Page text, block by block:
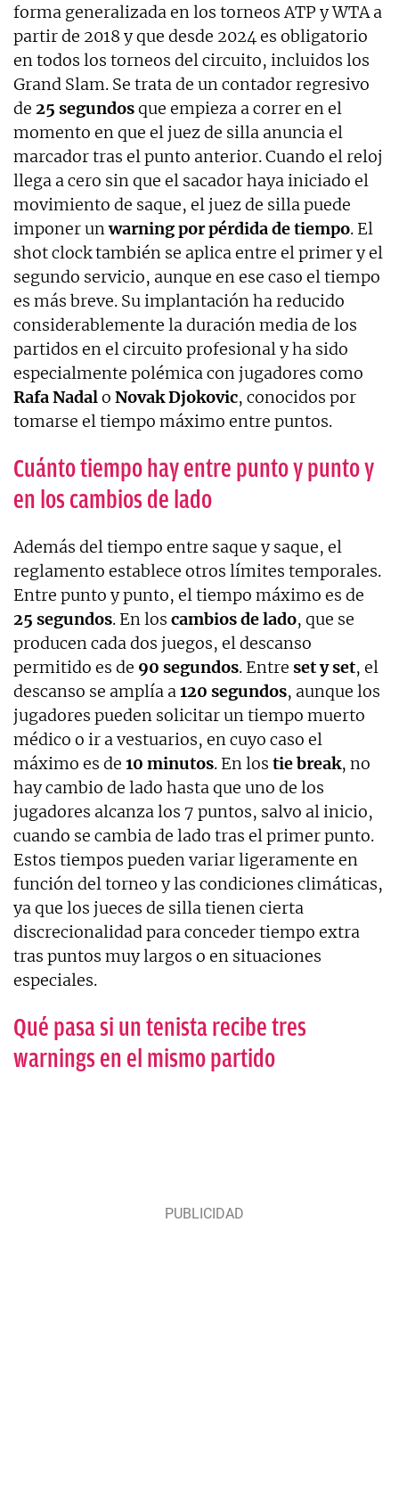
forma generalizada en los torneos ATP y WTA a
partir de 2018 y que desde 2024 es obligatorio
en todos los torneos del circuito, incluidos los
Grand Slam. Se trata de un contador regresivo
de 25 segundosque empieza a correr en el
momento en que el juez de silla anuncia el
marcador tras el punto anterior. Cuando el reloj
llega a cero sin que el sacador haya iniciado el
movimiento de saque, el juez de silla puede
imponer unwarning por pérdida de tiempo. El
shot clock también se aplica entre el primer y el
segundo servicio, aunque en ese caso el tiempo
es más breve. Su implantación ha reducido
considerablemente la duración media de los
partidos en el circuito profesional y ha sido
especialmente polémica con jugadores como
Rafa Nadalo Novak Djokovic, conocidos por
tomarse el tiempo máximo entre puntos.
Cuánto tiempo hay entre punto y punto y
en los cambios de lado
Además del tiempo entre saque y saque, el
reglamento establece otros límites temporales.
Entre punto y punto, el tiempo máximo es de
25 segundos. En los cambios de lado, que se
producen cada dos juegos, el descanso
permitido es de 90 segundos. Entre set y set, el
descanso se amplía a120 segundos, aunque los
jugadores pueden solicitar un tiempo muerto
médico o ir a vestuarios, en cuyo caso el
máximo es de 10 minutos. En los tie break, no
hay cambio de lado hasta que uno de los
jugadores alcanza los 7 puntos, salvo al inicio,
cuando se cambia de lado tras el primer punto.
Estos tiempos pueden variar ligeramente en
función del torneo y las condiciones climáticas,
ya que los jueces de silla tienen cierta
discrecionalidad para conceder tiempo extra
tras puntos muy largos o en situaciones
especiales.
Qué pasa si un tenista recibe tres
warnings en el mismo partido